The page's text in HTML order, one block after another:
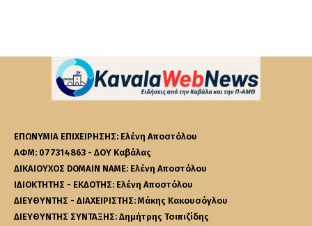
ΕΠΩΝΥΜΙΑ ΕΠΙΧΕΙΡΗΣΗΣ: Ελένη Αποστόλου
ΑΦΜ: 077314863 - ΔΟΥ Καβάλας
ΔΙΚΑΙΟΥΧΟΣ DOMAIN NAME: Ελένη Αποστόλου
ΙΔΙΟΚΤΗΤΗΣ - ΕΚΔΟΤΗΣ: Ελένη Αποστόλου
ΔΙΕΥΘΥΝΤΗΣ - ΔΙΑΧΕΙΡΙΣΤΗΣ: Μάκης Κακουσόγλου
ΔΙΕΥΘΥΝΤΗΣ ΣΥΝΤΑΞΗΣ: Δημήτρης Τσιπιζίδης